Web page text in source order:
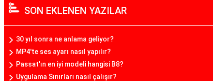
SON EKLENEN YAZILAR
30 yıl sonra ne anlama geliyor?
MP4'te ses ayarı nasıl yapılır?
Passat'ın en iyi modeli hangisi B8?
Uygulama Sınırları nasıl çalışır?